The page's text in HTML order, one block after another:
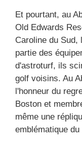
Et pourtant, au
Old Edwards
Caroline du
partie des
d'astroturf, ils
golf voisins. Au
l'honneur du
Boston et
même une
emblématique